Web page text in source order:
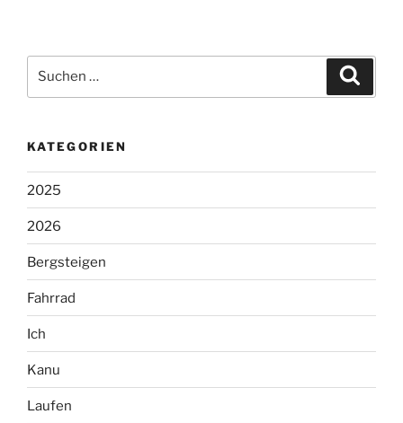
nach:
KATEGORIEN
2025
2026
Bergsteigen
Fahrrad
Ich
Kanu
Laufen